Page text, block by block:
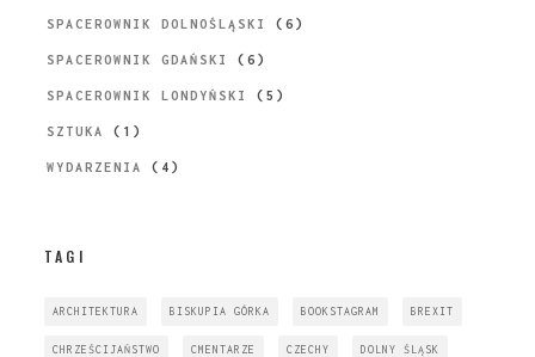
SPACEROWNIK DOLNOŚLĄSKI (6)
SPACEROWNIK GDAŃSKI (6)
SPACEROWNIK LONDYŃSKI (5)
SZTUKA (1)
WYDARZENIA (4)
TAGI
ARCHITEKTURA BISKUPIA GÓRKA BOOKSTAGRAM BREXIT
CHRZEŚCIJAŃSTWO CMENTARZE CZECHY DOLNY ŚLĄSK